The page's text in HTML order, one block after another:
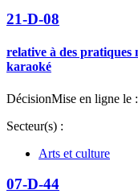
21-D-08
relative à des pratiques
karaoké
DécisionMise en ligne le
Secteur(s) :
Arts et culture
07-D-44